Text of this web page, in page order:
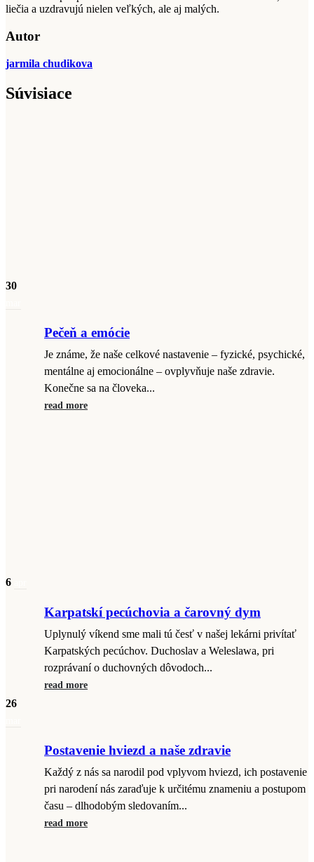
liečia a uzdravujú nielen veľkých, ale aj malých.
Autor
jarmila chudikova
Súvisiace
30
Pečeň a emócie
Je známe, že naše celkové nastavenie – fyzické, psychické,
mentálne aj emocionálne – ovplyvňuje naše zdravie.
Konečne sa na človeka...
read more
6
Karpatskí pecúchovia a čarovný dym
Uplynulý víkend sme mali tú česť v našej lekárni privítať
Karpatských pecúchov. Duchoslav a Weleslawa, pri
rozprávaní o duchovných dôvodoch...
read more
26
Postavenie hviezd a naše zdravie
Každý z nás sa narodil pod vplyvom hviezd, ich postavenie
pri narodení nás zaraďuje k určitému znameniu a postupom
času – dlhodobým sledovaním...
read more